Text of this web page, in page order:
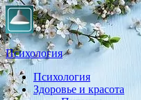
Психология
Практическая психология,
Психология
Здоровье и красота